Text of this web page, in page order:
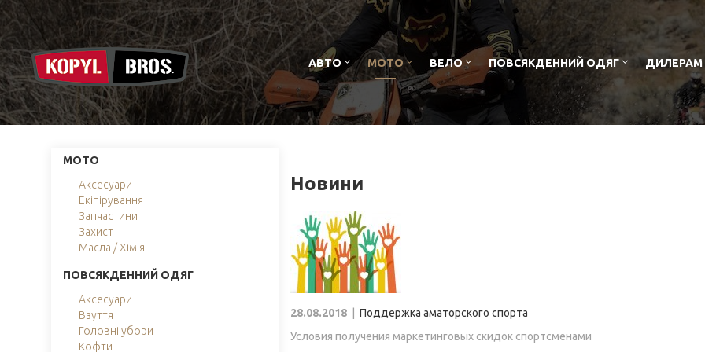
АВТО МОТО ВЕЛО ПОВСЯКДЕННИЙ ОДЯГ ДИЛЕРАМ
МОТО
Аксесуари
Екіпірування
Запчастини
Захист
Масла / Хімія
ПОВСЯКДЕННИЙ ОДЯГ
Аксесуари
Взуття
Головні убори
Кофти
Новини
28.08.2018| Поддержка аматорского спорта
Условия получения маркетинговых скидок спортсменами